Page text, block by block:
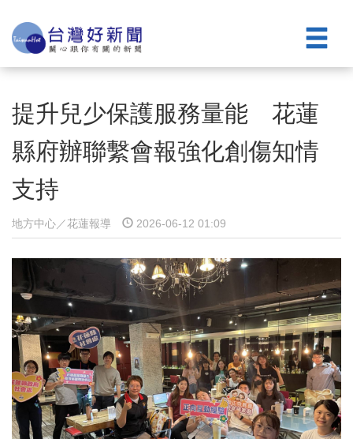
提升兒少保護服務量能 花蓮
縣府辦聯繫會報強化創傷知情
支持
地方中心／花蓮報導 2026-06-12 01:09